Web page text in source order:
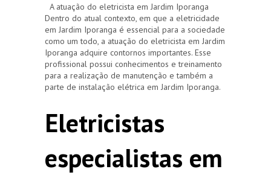
A atuação do eletricista em Jardim Iporanga
Dentro do atual contexto, em que a eletricidade
em Jardim Iporanga é essencial para a sociedade
como um todo, a atuação do eletricista em Jardim
Iporanga adquire contornos importantes. Esse
profissional possui conhecimentos e treinamento
para a realização de manutenção e também a
parte de instalação elétrica em Jardim Iporanga.
Eletricistas
especialistas em